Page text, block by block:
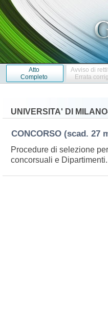
Atto
Completo
Avviso di
Errata
UNIVERSITA' DI
CONCORSO (scad. 27
Procedure di selezione
concorsuali e Dipartimenti.